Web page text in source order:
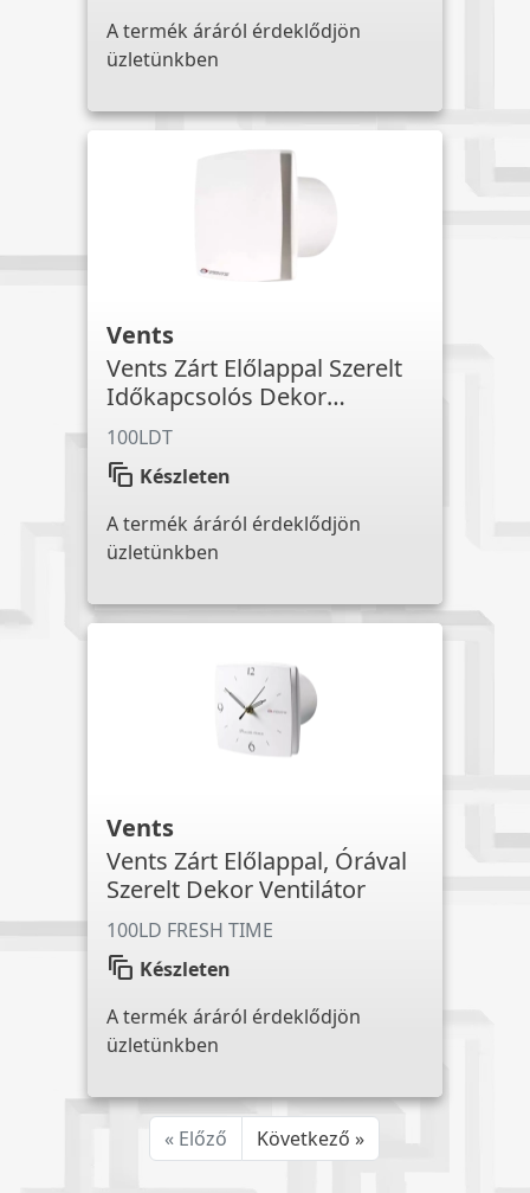
A termék áráról érdeklődjön
üzletünkben
Vents
Vents Zárt Előlappal Szerelt
Időkapcsolós Dekor
Ventilátor
100LDT
auto_awesome_motion Készleten
A termék áráról érdeklődjön
üzletünkben
Vents
Vents Zárt Előlappal, Órával
Szerelt Dekor Ventilátor
100LD FRESH TIME
auto_awesome_motion Készleten
A termék áráról érdeklődjön
üzletünkben
« Előző Következő »